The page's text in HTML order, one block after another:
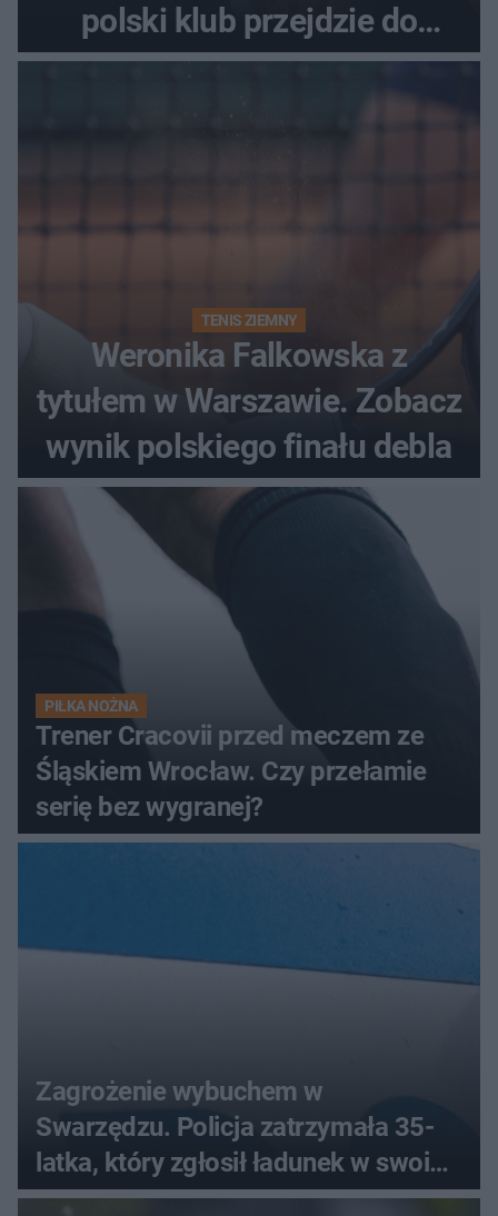
polski klub przejdzie do
historii
TENIS ZIEMNY
Weronika Falkowska z
tytułem w Warszawie. Zobacz
wynik polskiego finału debla
PIŁKA NOŻNA
Trener Cracovii przed meczem ze
Śląskiem Wrocław. Czy przełamie
serię bez wygranej?
Zagrożenie wybuchem w
Swarzędzu. Policja zatrzymała 35-
latka, który zgłosił ładunek w swoim
aucie